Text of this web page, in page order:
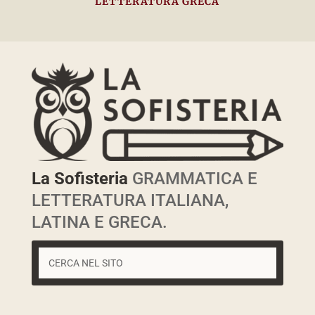
La Sofisteria GRAMMATICA E
LETTERATURA ITALIANA,
LATINA E GRECA.